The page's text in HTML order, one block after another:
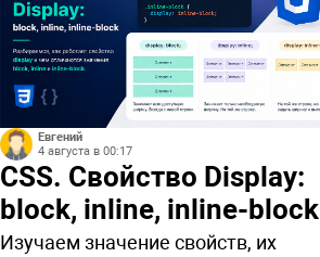
Евгений
4 августа в 00:17
CSS. Свойство Display:
block, inline, inline-block
Изучаем значение свойств, их